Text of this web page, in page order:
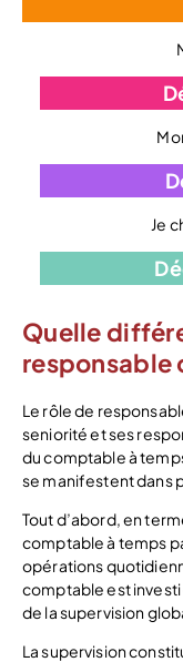
Je
Quelle
responsable
Le rôle de
seniorité et ses
du comptable à
se manifestent dans
Tout d’abord, en
comptable à temps
opérations
comptable est
de la supervision
La supervision